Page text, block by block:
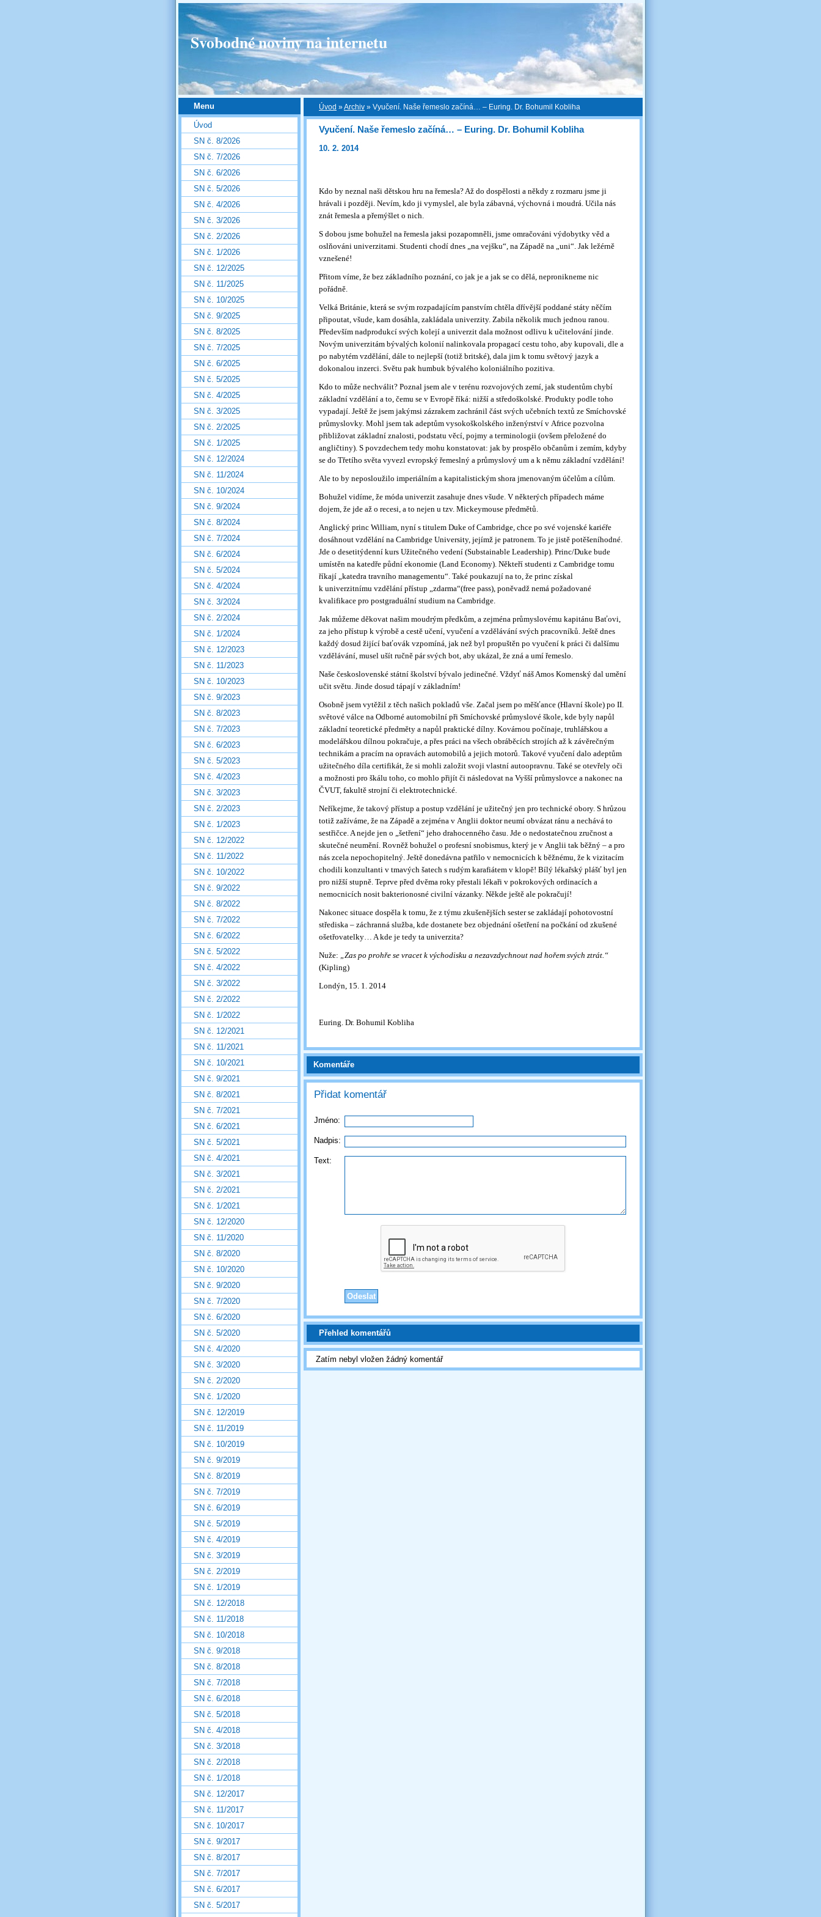
Svobodné noviny na internetu
Úvod »Archiv » Vyučení. Naše řemeslo začíná… – Euring. Dr. Bohumil Kobliha
Vyučení. Naše řemeslo začíná… – Euring. Dr. Bohumil Kobliha
10. 2. 2014
Kdo by neznal naši dětskou hru na řemesla? Až do dospělosti a někdy z rozmaru jsme ji
hrávali i později. Nevím, kdo ji vymyslel, ale byla zábavná, výchovná i moudrá. Učila nás
znát řemesla a přemýšlet o nich.
S dobou jsme bohužel na řemesla jaksi pozapomněli, jsme omračováni výdobytky věd a
oslňováni univerzitami. Studenti chodí dnes „na vejšku“, na Západě na „uni“. Jak ležérně
vznešené!
Přitom víme, že bez základního poznání, co jak je a jak se co dělá, nepronikneme nic
pořádně.
Velká Británie, která se svým rozpadajícím panstvím chtěla dřívější poddané státy něčím
připoutat, všude, kam dosáhla, zakládala univerzity. Zabila několik much jednou ranou.
Především nadprodukcí svých kolejí a univerzit dala možnost odlivu k učitelování jinde.
Novým univerzitám bývalých kolonií nalinkovala propagací cestu toho, aby kupovali, dle a
po nabytém vzdělání, dále to nejlepší (totiž britské), dala jim k tomu světový jazyk a
dokonalou inzerci. Světu pak humbuk bývalého koloniálního pozitiva.
Kdo to může nechválit? Poznal jsem ale v terénu rozvojových zemí, jak studentům chybí
základní vzdělání a to, čemu se v Evropě říká: nižší a středoškolské. Produkty podle toho
vypadají. Ještě že jsem jakýmsi zázrakem zachránil část svých učebních textů ze Smíchovské
průmyslovky. Mohl jsem tak adeptům vysokoškolského inženýrství v Africe pozvolna
přibližovat základní znalosti, podstatu věcí, pojmy a terminologii (ovšem přeložené do
angličtiny). S povzdechem tedy mohu konstatovat: jak by prospělo občanům i zemím, kdyby
se do Třetího světa vyvezl evropský řemeslný a průmyslový um a k němu základní vzdělání!
Ale to by neposloužilo imperiálním a kapitalistickým shora jmenovaným účelům a cílům.
Bohužel vidíme, že móda univerzit zasahuje dnes všude. V některých případech máme
dojem, že jde až o recesi, a to nejen u tzv. Mickeymouse předmětů.
Anglický princ William, nyní s titulem Duke of Cambridge, chce po své vojenské kariéře
dosáhnout vzdělání na Cambridge University, jejímž je patronem. To je jistě potěšeníhodné.
Jde o desetitýdenní kurs Užitečného vedení (Substainable Leadership). Princ/Duke bude
umístěn na katedře půdní ekonomie (Land Economy). Někteří studenti z Cambridge tomu
říkají „katedra travního managementu“. Také poukazují na to, že princ získal
k univerzitnímu vzdělání přístup „zdarma“(free pass), poněvadž nemá požadované
kvalifikace pro postgraduální studium na Cambridge.
Jak můžeme děkovat našim moudrým předkům, a zejména průmyslovému kapitánu Baťovi,
za jeho přístup k výrobě a cestě učení, vyučení a vzdělávání svých pracovníků. Ještě dnes
každý dosud žijící baťovák vzpomíná, jak než byl propuštěn po vyučení k práci či dalšímu
vzdělávání, musel ušít ručně pár svých bot, aby ukázal, že zná a umí řemeslo.
Naše československé státní školství bývalo jedinečné. Vždyť náš Amos Komenský dal umění
učit světu. Jinde dosud tápají v základním!
Osobně jsem vytěžil z těch našich pokladů vše. Začal jsem po měšťance (Hlavní škole) po II.
světové válce na Odborné automobilní při Smíchovské průmyslové škole, kde byly napůl
základní teoretické předměty a napůl praktické dílny. Kovárnou počínaje, truhlářskou a
modelářskou dílnou pokračuje, a přes práci na všech obráběcích strojích až k závěrečným
technikám a pracím na opravách automobilů a jejich motorů. Takové vyučení dalo adeptům
užitečného díla certifikát, že si mohli založit svoji vlastní autoopravnu. Také se otevřely oči
a možnosti pro škálu toho, co mohlo přijít či následovat na Vyšší průmyslovce a nakonec na
ČVUT, fakultě strojní či elektrotechnické.
Neříkejme, že takový přístup a postup vzdělání je užitečný jen pro technické obory. S hrůzou
totiž zažíváme, že na Západě a zejména v Anglii doktor neumí obvázat ránu a nechává to
sestřičce. A nejde jen o „šetření“ jeho drahocenného času. Jde o nedostatečnou zručnost a
skutečné neumění. Rovněž bohužel o profesní snobismus, který je v Anglii tak běžný – a pro
nás zcela nepochopitelný. Ještě donedávna patřilo v nemocnicích k běžnému, že k vizitacím
chodili konzultanti v tmavých šatech s rudým karafiátem v klopě! Bílý lékařský plášť byl jen
pro nižší stupně. Teprve před dvěma roky přestali lékaři v pokrokových ordinacích a
nemocnicích nosit bakterionosné civilní vázanky. Někde ještě ale pokračují!
Nakonec situace dospěla k tomu, že z týmu zkušenějších sester se zakládají pohotovostní
střediska – záchranná služba, kde dostanete bez objednání ošetření na počkání od zkušené
ošetřovatelky… A kde je tedy ta univerzita?
Nuže: „Zas po prohře se vracet k východisku a nezavzdychnout nad hořem svých ztrát.“
(Kipling)
Londýn, 15. 1. 2014
Euring. Dr. Bohumil Kobliha
Komentáře
Přidat komentář
Jméno:
Nadpis:
Text:
Přehled komentářů
Zatím nebyl vložen žádný komentář
Menu
Úvod
SN č. 8/2026
SN č. 7/2026
SN č. 6/2026
SN č. 5/2026
SN č. 4/2026
SN č. 3/2026
SN č. 2/2026
SN č. 1/2026
SN č. 12/2025
SN č. 11/2025
SN č. 10/2025
SN č. 9/2025
SN č. 8/2025
SN č. 7/2025
SN č. 6/2025
SN č. 5/2025
SN č. 4/2025
SN č. 3/2025
SN č. 2/2025
SN č. 1/2025
SN č. 12/2024
SN č. 11/2024
SN č. 10/2024
SN č. 9/2024
SN č. 8/2024
SN č. 7/2024
SN č. 6/2024
SN č. 5/2024
SN č. 4/2024
SN č. 3/2024
SN č. 2/2024
SN č. 1/2024
SN č. 12/2023
SN č. 11/2023
SN č. 10/2023
SN č. 9/2023
SN č. 8/2023
SN č. 7/2023
SN č. 6/2023
SN č. 5/2023
SN č. 4/2023
SN č. 3/2023
SN č. 2/2023
SN č. 1/2023
SN č. 12/2022
SN č. 11/2022
SN č. 10/2022
SN č. 9/2022
SN č. 8/2022
SN č. 7/2022
SN č. 6/2022
SN č. 5/2022
SN č. 4/2022
SN č. 3/2022
SN č. 2/2022
SN č. 1/2022
SN č. 12/2021
SN č. 11/2021
SN č. 10/2021
SN č. 9/2021
SN č. 8/2021
SN č. 7/2021
SN č. 6/2021
SN č. 5/2021
SN č. 4/2021
SN č. 3/2021
SN č. 2/2021
SN č. 1/2021
SN č. 12/2020
SN č. 11/2020
SN č. 8/2020
SN č. 10/2020
SN č. 9/2020
SN č. 7/2020
SN č. 6/2020
SN č. 5/2020
SN č. 4/2020
SN č. 3/2020
SN č. 2/2020
SN č. 1/2020
SN č. 12/2019
SN č. 11/2019
SN č. 10/2019
SN č. 9/2019
SN č. 8/2019
SN č. 7/2019
SN č. 6/2019
SN č. 5/2019
SN č. 4/2019
SN č. 3/2019
SN č. 2/2019
SN č. 1/2019
SN č. 12/2018
SN č. 11/2018
SN č. 10/2018
SN č. 9/2018
SN č. 8/2018
SN č. 7/2018
SN č. 6/2018
SN č. 5/2018
SN č. 4/2018
SN č. 3/2018
SN č. 2/2018
SN č. 1/2018
SN č. 12/2017
SN č. 11/2017
SN č. 10/2017
SN č. 9/2017
SN č. 8/2017
SN č. 7/2017
SN č. 6/2017
SN č. 5/2017